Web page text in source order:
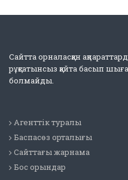
Сайтта орналасқан
рұқсатынсыз қайта басып
болмайды.
Агенттік туралы
Баспасөз орталығы
Сайттағы жарнама
Бос орындар